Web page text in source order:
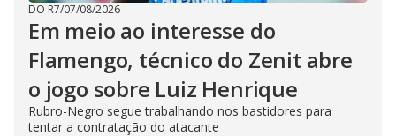
DO R7/07/08/2026
Em meio ao interesse do
Flamengo, técnico do Zenit abre
o jogo sobre Luiz Henrique
Rubro-Negro segue trabalhando nos bastidores para
tentar a contratação do atacante